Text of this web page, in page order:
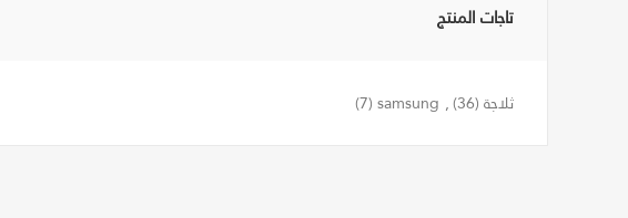
تاجات المنتج
ثلاجة(36)
,
samsung
(7)